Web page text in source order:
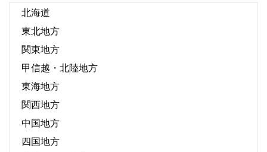
北海道
東北地方
関東地方
甲信越・北陸地方
東海地方
関西地方
中国地方
四国地方